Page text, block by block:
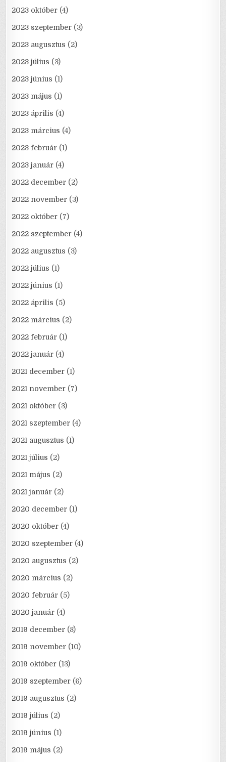
2023 október (4)
2023 szeptember (3)
2023 augusztus (2)
2023 július (3)
2023 június (1)
2023 május (1)
2023 április (4)
2023 március (4)
2023 február (1)
2023 január (4)
2022 december (2)
2022 november (3)
2022 október (7)
2022 szeptember (4)
2022 augusztus (3)
2022 július (1)
2022 június (1)
2022 április (5)
2022 március (2)
2022 február (1)
2022 január (4)
2021 december (1)
2021 november (7)
2021 október (3)
2021 szeptember (4)
2021 augusztus (1)
2021 július (2)
2021 május (2)
2021 január (2)
2020 december (1)
2020 október (4)
2020 szeptember (4)
2020 augusztus (2)
2020 március (2)
2020 február (5)
2020 január (4)
2019 december (8)
2019 november (10)
2019 október (13)
2019 szeptember (6)
2019 augusztus (2)
2019 július (2)
2019 június (1)
2019 május (2)